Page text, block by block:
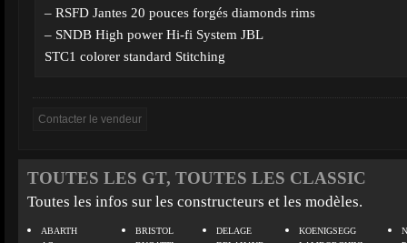
– RSFD Jantes 20 pouces forgés diamonds rims
– SNDB High power Hi-fi System JBL
STC1 colorer standard Stitching
TOUTES LES GT, TOUTES LES CLASSIC
Toutes les infos sur les constructeurs et les modèles.
ABARTH
BRISTOL
DELAGE
KOENIGSEGG